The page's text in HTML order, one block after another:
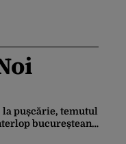
la pușcărie, temutul
bucureștean,